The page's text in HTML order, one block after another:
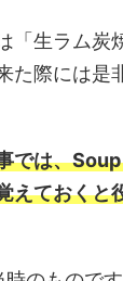
生ラム炭
た際には是
では、
えておくと